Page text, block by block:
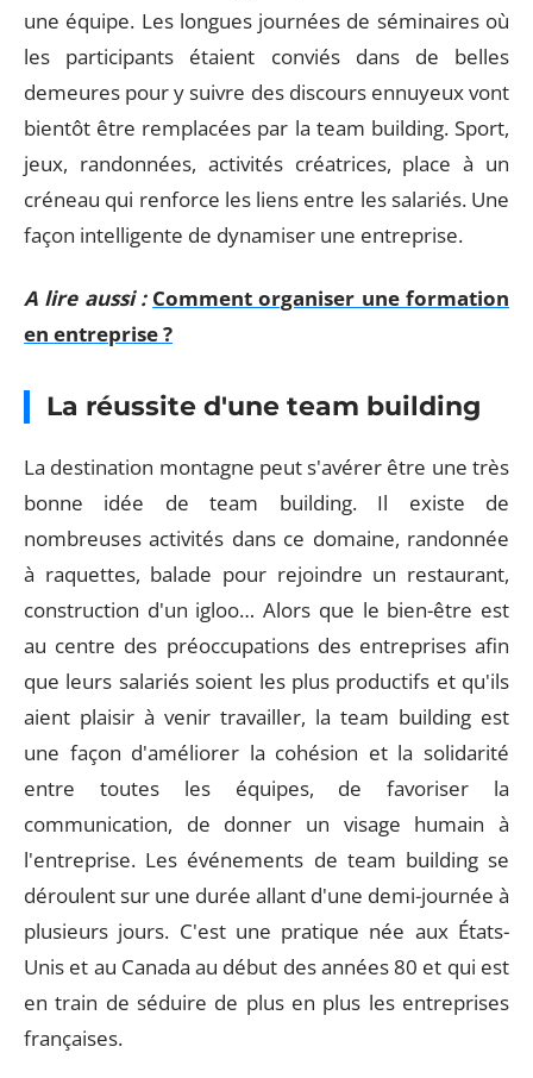
une équipe. Les longues journées de séminaires où
les participants étaient conviés dans de belles
demeures pour y suivre des discours ennuyeux vont
bientôt être remplacées par la team building. Sport,
jeux, randonnées, activités créatrices, place à un
créneau qui renforce les liens entre les salariés. Une
façon intelligente de dynamiser une entreprise.
A lire aussi : Comment organiser une formation
en entreprise ?
La réussite d'une team building
La destination montagne peut s'avérer être une très
bonne idée de team building. Il existe de
nombreuses activités dans ce domaine, randonnée
à raquettes, balade pour rejoindre un restaurant,
construction d'un igloo… Alors que le bien-être est
au centre des préoccupations des entreprises afin
que leurs salariés soient les plus productifs et qu'ils
aient plaisir à venir travailler, la team building est
une façon d'améliorer la cohésion et la solidarité
entre toutes les équipes, de favoriser la
communication, de donner un visage humain à
l'entreprise. Les événements de team building se
déroulent sur une durée allant d'une demi-journée à
plusieurs jours. C'est une pratique née aux États-
Unis et au Canada au début des années 80 et qui est
en train de séduire de plus en plus les entreprises
françaises.